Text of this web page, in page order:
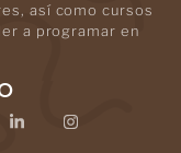
así como cursos
a programar en